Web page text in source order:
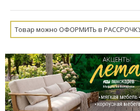
Товар можно ОФОРМИТЬ в